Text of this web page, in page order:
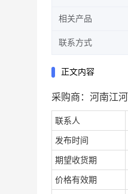
相关产品
联系方式
正文内容
采购商：河南江
联系人
发布时间
期望收货期
价格有效期